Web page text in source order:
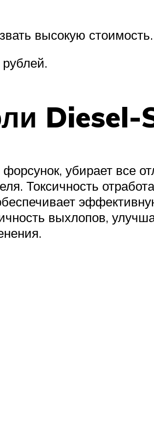
высокую стоимость.
Diesel-
убирает все
Токсичность
выхлопов,